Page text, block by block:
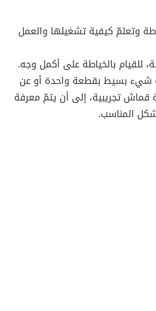
وتعلمّ كيفية تشغيلها والعمل
للقيام بالخياطة على أكمل وجه.
شيء بسيط بقطعة واحدة أو عن
تجريبية، إلى أن يتمّ معرفة
المناسب.